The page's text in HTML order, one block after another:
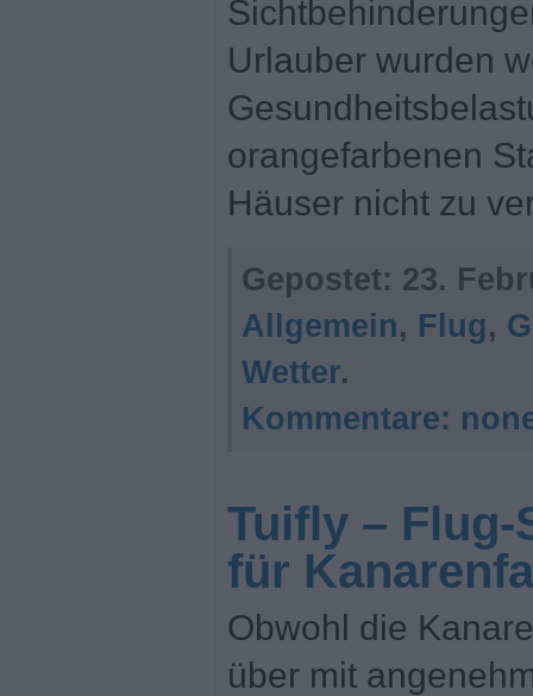
Urlauber wurden
orangefarbenen
Häuser nicht zu
Gepostet: 23.
Allgemein, Flug,
Wetter.
Kommentare:
Tuifly –
für
Obwohl die
über mit